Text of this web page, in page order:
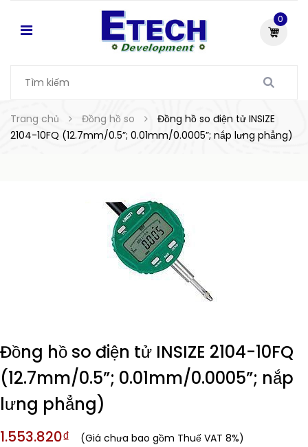
0
Trang chủ Đồng hồ so
Đồng hồ so điện tử INSIZE
2104-10FQ (12.7mm/0.5”; 0.01mm/0.0005”; nắp lưng phẳng)
Đồng hồ so điện tử INSIZE 2104-10FQ
(12.7mm/0.5”; 0.01mm/0.0005”; nắp
lưng phẳng)
1.553.820₫ (Giá chưa bao gồm Thuế VAT 8%)